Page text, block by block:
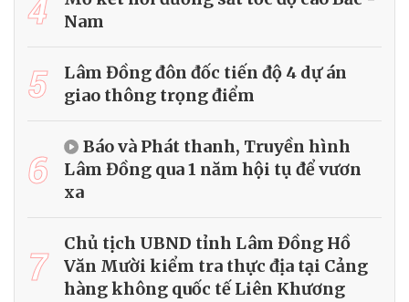
4
Nam
5
Lâm Đồng đôn đốc tiến độ 4 dự án
giao thông trọng điểm
6
Báo và Phát thanh, Truyền hình
Lâm Đồng qua 1 năm hội tụ để vươn
xa
7
Chủ tịch UBND tỉnh Lâm Đồng Hồ
Văn Mười kiểm tra thực địa tại Cảng
hàng không quốc tế Liên Khương